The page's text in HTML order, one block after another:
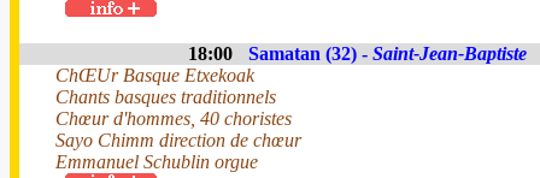
18:00 Samatan (32) - Saint-Jean-Baptiste
ChŒUr Basque Etxekoak
Chants basques traditionnels
Chœur d'hommes, 40 choristes
Sayo Chimm direction de chœur
Emmanuel Schublin orgue